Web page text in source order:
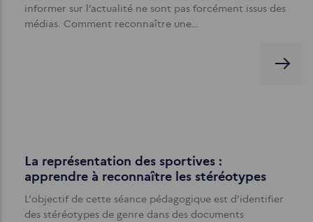
informer sur l’actualité ne sont pas forcément issus des
médias. Comment reconnaître une…
La représentation des sportives :
apprendre à reconnaître les stéréotypes
L'objectif de cette séance pédagogique est d'identifier
des stéréotypes de genre dans des documents